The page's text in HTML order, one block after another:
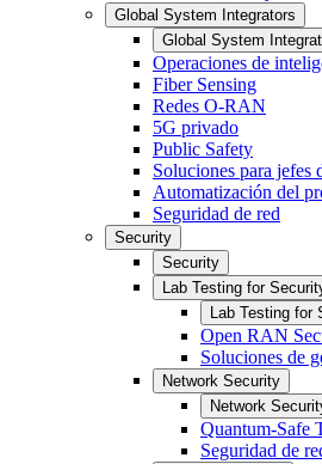
Global System Integrators
Global System
Operaciones de
Fiber Sensing
Redes O-RAN
5G privado
Public Safety
Soluciones para jefes
Automatización del
Seguridad de red
Security
Security
Lab Testing for
Lab Testing for
Open RAN
Soluciones de
Network Security
Network
Quantum-Safe
Seguridad de